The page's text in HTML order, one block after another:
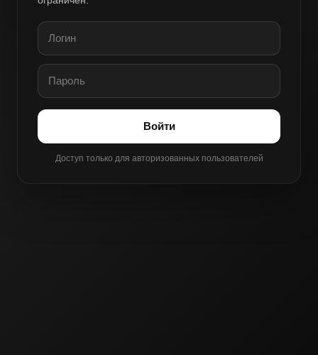
Войти
Доступ только для авторизованных пользователей